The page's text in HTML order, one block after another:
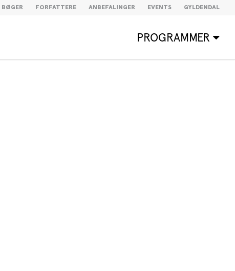
BØGER FORFATTERE ANBEFALINGER EVENTS GYLDENDAL
PROGRAMMER